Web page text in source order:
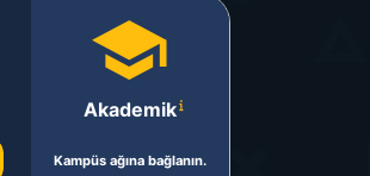
Akademik
Kampüs ağına bağlanın.